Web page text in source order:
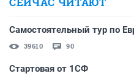
Самостоятельный тур по
39610 90
Стартовая от 1СФ